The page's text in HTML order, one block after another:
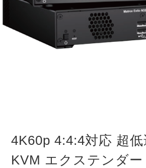
4K60p 4:4:4対応 超
KVM エクステンダー